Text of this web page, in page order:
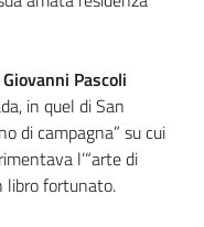
Giovanni Pascoli
in quel di San
di campagna” su cui
l’“arte di
libro fortunato.